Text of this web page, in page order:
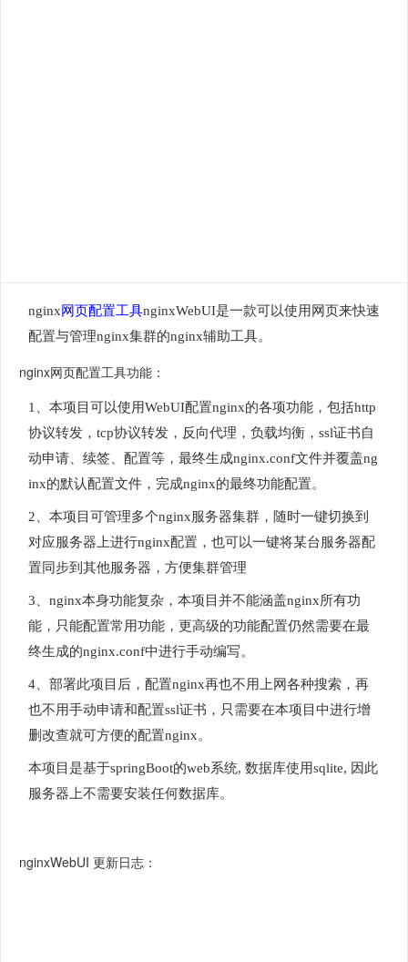
nginx网页配置工具nginxWebUI是一款可以使用网页来快速
配置与管理nginx集群的nginx辅助工具。
nginx网页配置工具功能：
1、本项目可以使用WebUI配置nginx的各项功能，包括http
协议转发，tcp协议转发，反向代理，负载均衡，ssl证书自
动申请、续签、配置等，最终生成nginx.conf文件并覆盖ng
inx的默认配置文件，完成nginx的最终功能配置。
2、本项目可管理多个nginx服务器集群，随时一键切换到
对应服务器上进行nginx配置，也可以一键将某台服务器配
置同步到其他服务器，方便集群管理
3、nginx本身功能复杂，本项目并不能涵盖nginx所有功
能，只能配置常用功能，更高级的功能配置仍然需要在最
终生成的nginx.conf中进行手动编写。
4、部署此项目后，配置nginx再也不用上网各种搜索，再
也不用手动申请和配置ssl证书，只需要在本项目中进行增
删改查就可方便的配置nginx。
本项目是基于springBoot的web系统, 数据库使用sqlite, 因此
服务器上不需要安装任何数据库。
nginxWebUI 更新日志：